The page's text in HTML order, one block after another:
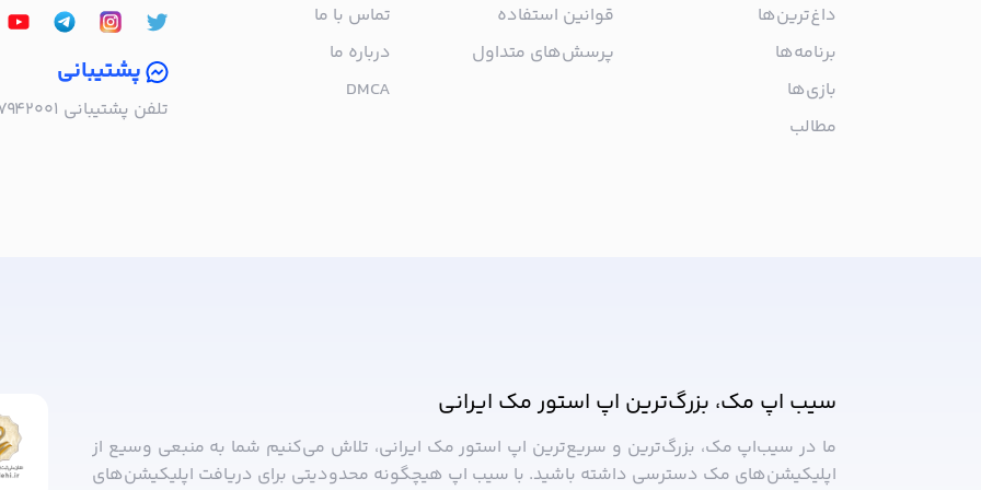
داغ‌ترین‌ها
برنامه‌ها
بازی‌ها
مطالب
قوانین استفاده
پرسش‌های متداول
تماس با ما
درباره‌ ما
DMCA
پشتیبانی
تلفن پشتیبانی ۰۲۱۵۷۹۴۲۰۰۱ | به صورت تلفنی پاسخگوی شما هستیم!
سیب اپ مک، بزرگ‌ترین اپ استور مک ایرانی
ما در سیب‌‌اپ مک، بزرگ‌ترین و سریع‌ترین اپ استور مک ایرانی، تلاش می‌کنیم شما به منبعی وسیع از
اپلیکیشن‌های مک دسترسی داشته باشید. با سیب ‌اپ هیچگونه محدودیتی برای دریافت اپلیکیشن‌های